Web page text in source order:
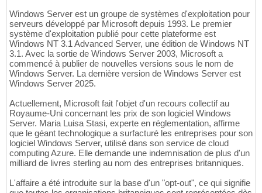
Windows Server est un groupe de systèmes d'exploitation pour
serveurs développé par Microsoft depuis 1993. Le premier
système d'exploitation publié pour cette plateforme est
Windows NT 3.1 Advanced Server, une édition de Windows NT
3.1. Avec la sortie de Windows Server 2003, Microsoft a
commencé à publier de nouvelles versions sous le nom de
Windows Server. La dernière version de Windows Server est
Windows Server 2025.
Actuellement, Microsoft fait l'objet d'un recours collectif au
Royaume-Uni concernant les prix de son logiciel Windows
Server. Maria Luisa Stasi, experte en réglementation, affirme
que le géant technologique a surfacturé les entreprises pour son
logiciel Windows Server, utilisé dans son service de cloud
computing Azure. Elle demande une indemnisation de plus d'un
milliard de livres sterling au nom des entreprises britanniques.
L'affaire a été introduite sur la base d'un "opt-out", ce qui signifie